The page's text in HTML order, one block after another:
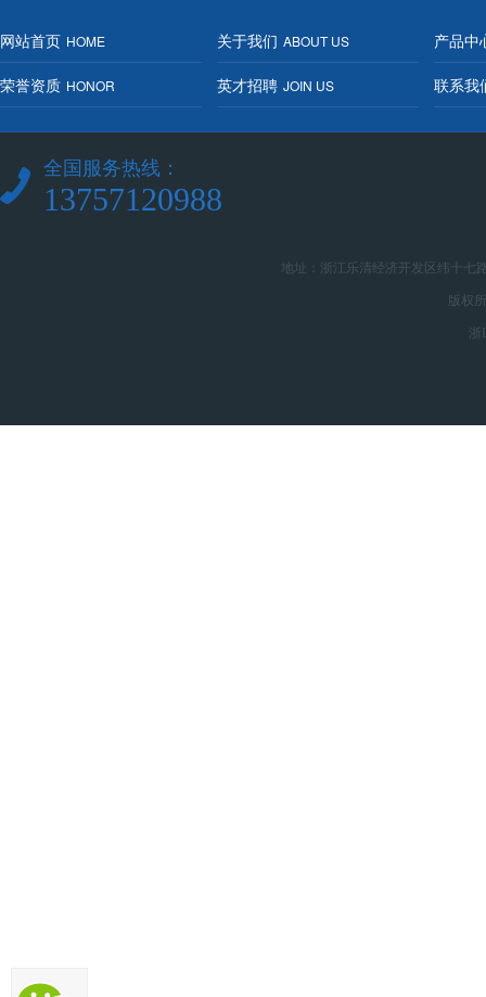
网站首页 HOME 关于我们 ABOUT US 产品中
荣誉资质 HONOR 英才招聘 JOIN US 联系我
全国服务热线：
13757120988
地址：浙江乐清经济开发区纬十
版权
浙